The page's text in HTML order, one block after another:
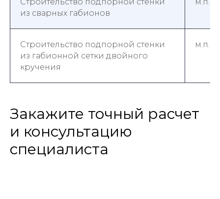
из сварных габионов
Строительство подпорной стенки
из габионной сетки двойного
кручения
м.п.
Закажите точный расчет
и консультацию
специалиста